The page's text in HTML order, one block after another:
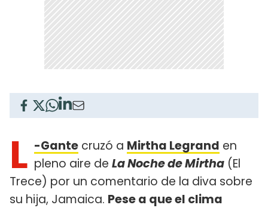
L -Gante cruzó a Mirtha Legrand en
pleno aire de La Noche de Mirtha (El
Trece) por un comentario de la diva sobre
su hija, Jamaica. Pese a que el clima